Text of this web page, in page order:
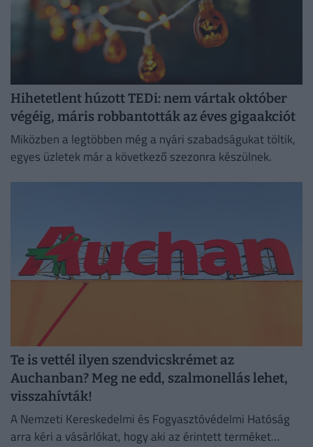
Hihetetlent húzott TEDi: nem vártak október
végéig, máris robbantották az éves gigaakciót
Miközben a legtöbben még a nyári szabadságukat töltik,
egyes üzletek már a következő szezonra készülnek.
Te is vettél ilyen szendvicskrémet az
Auchanban? Meg ne edd, szalmonellás lehet,
visszahívták!
A Nemzeti Kereskedelmi és Fogyasztóvédelmi Hatóság
arra kéri a vásárlókat, hogy aki az érintett terméket